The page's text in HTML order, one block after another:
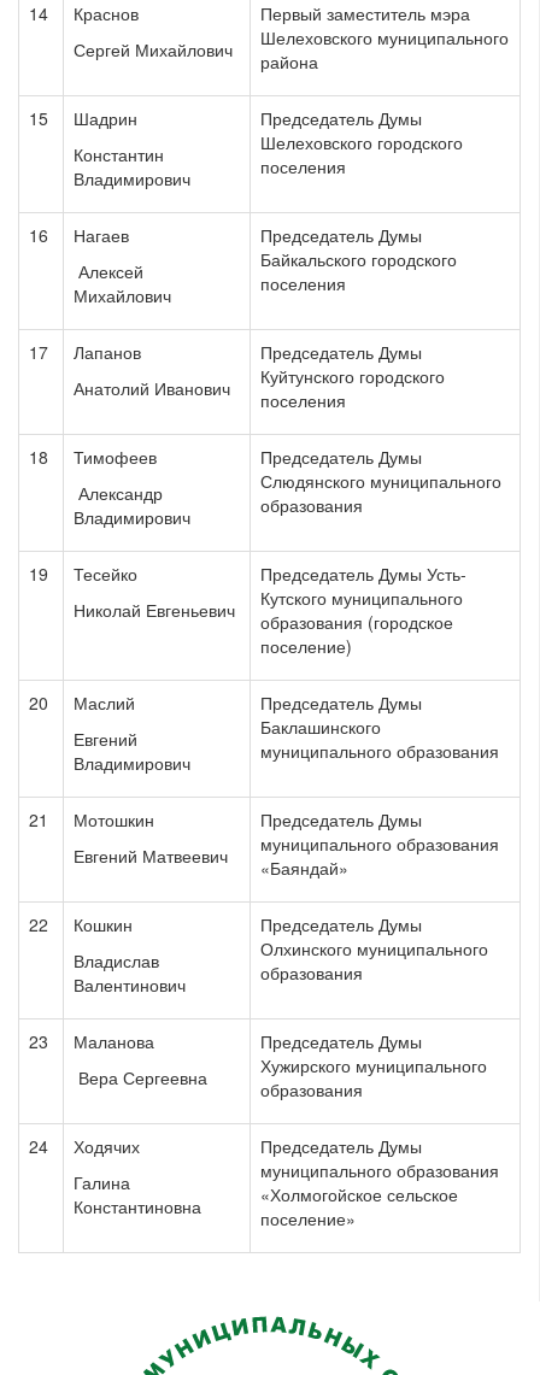
14
Краснов
Сергей Михайлович
Первый заместитель мэра
Шелеховского муниципального
района
15
Шадрин
Константин
Владимирович
Председатель Думы
Шелеховского городского
поселения
16
Нагаев
Алексей
Михайлович
Председатель Думы
Байкальского городского
поселения
17
Лапанов
Анатолий Иванович
Председатель Думы
Куйтунского городского
поселения
18
Тимофеев
Александр
Владимирович
Председатель Думы
Слюдянского муниципального
образования
19
Тесейко
Николай Евгеньевич
Председатель Думы Усть-
Кутского муниципального
образования (городское
поселение)
20
Маслий
Евгений
Владимирович
Председатель Думы
Баклашинского
муниципального образования
21
Мотошкин
Евгений Матвеевич
Председатель Думы
муниципального образования
«Баяндай»
22
Кошкин
Владислав
Валентинович
Председатель Думы
Олхинского муниципального
образования
23
Маланова
Вера Сергеевна
Председатель Думы
Хужирского муниципального
образования
24
Ходячих
Галина
Константиновна
Председатель Думы
муниципального образования
«Холмогойское сельское
поселение»